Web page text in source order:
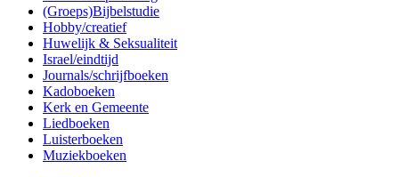
(Groeps)Bijbelstudie
Hobby/creatief
Huwelijk & Seksualiteit
Israel/eindtijd
Journals/schrijfboeken
Kadoboeken
Kerk en Gemeente
Liedboeken
Luisterboeken
Muziekboeken